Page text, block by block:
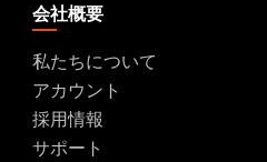
会社概要
私たちについて
アカウント
採用情報
サポート